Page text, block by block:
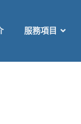
服務項目